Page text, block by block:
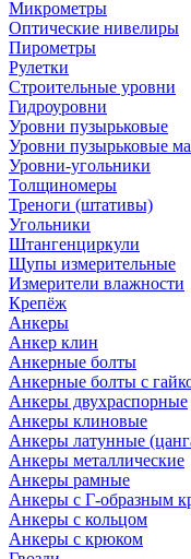
Микрометры
Оптические нивелиры
Пирометры
Рулетки
Строительные уровни
Гидроуровни
Уровни пузырьковые
Уровни пузырьковые
Уровни-угольники
Толщиномеры
Треноги (штативы)
Угольники
Штангенциркули
Щупы измерительные
Измерители влажности
Крепёж
Анкеры
Анкер клин
Анкерные болты
Анкерные болты с
Анкеры двухраспорные
Анкеры клиновые
Анкеры латунные
Анкеры металлические
Анкеры рамные
Анкеры с Г-образным
Анкеры с кольцом
Анкеры с крюком